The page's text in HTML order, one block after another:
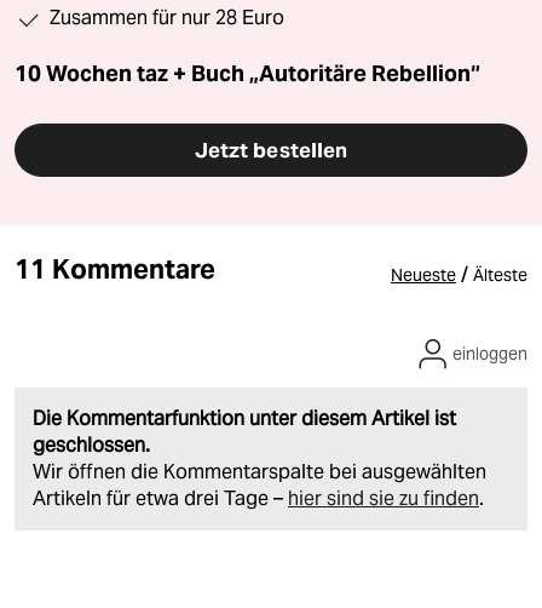
Zusammen für nur 28 Euro
10 Wochen taz + Buch „Autoritäre Rebellion“
Jetzt bestellen
11 Kommentare Neueste / Älteste
Die Kommentarfunktion unter diesem Artikel ist
geschlossen.
Wir öffnen die Kommentarspalte bei ausgewählten
Artikeln für etwa drei Tage – hier sind sie zu finden.
einloggen